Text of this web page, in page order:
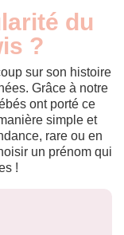
du
?
sur son histoire
Grâce à notre
ont porté ce
simple et
rare ou en
un prénom qui
!